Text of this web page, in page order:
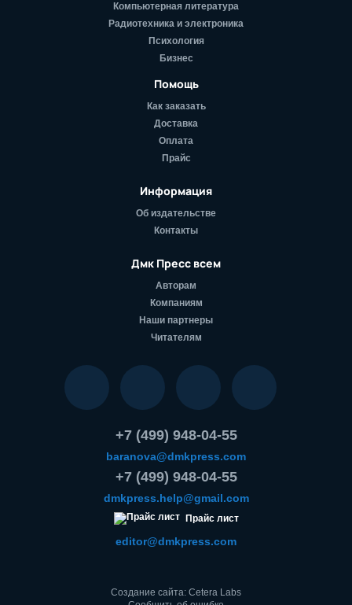
Компьютерная литература
Радиотехника и электроника
Психология
Бизнес
Помощь
Как заказать
Доставка
Оплата
Прайс
Информация
Об издательстве
Контакты
Дмк Пресс всем
Авторам
Компаниям
Наши партнеры
Читателям
+7 (499) 948-04-55
baranova@dmkpress.com
+7 (499) 948-04-55
dmkpress.help@gmail.com
Прайс лист
editor@dmkpress.com
Создание сайта: Cetera Labs